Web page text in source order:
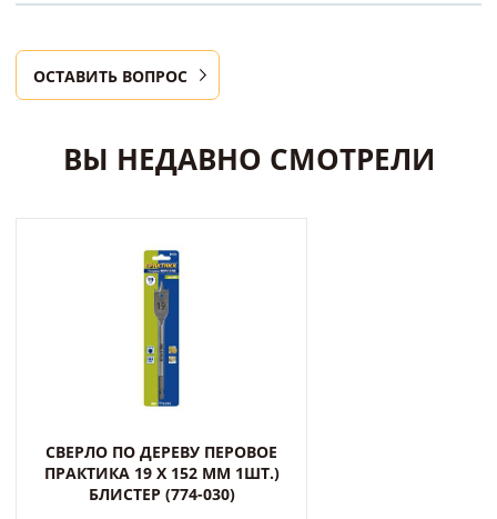
ОСТАВИТЬ ВОПРОС
ВЫ НЕДАВНО СМОТРЕЛИ
СВЕРЛО ПО ДЕРЕВУ ПЕРОВОЕ
ПРАКТИКА 19 Х 152 ММ 1ШТ.)
БЛИСТЕР (774-030)